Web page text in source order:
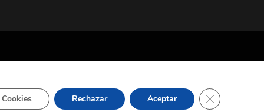
Aceptar
Rechazar Cerrar el